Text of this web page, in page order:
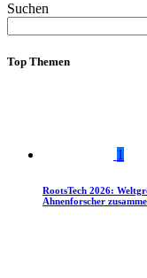
Suchen
Top Themen
1
RootsTech 2026:
Ahnenforscher